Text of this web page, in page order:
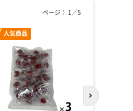
人気商品
ページ： 1 ／5
次のスライド